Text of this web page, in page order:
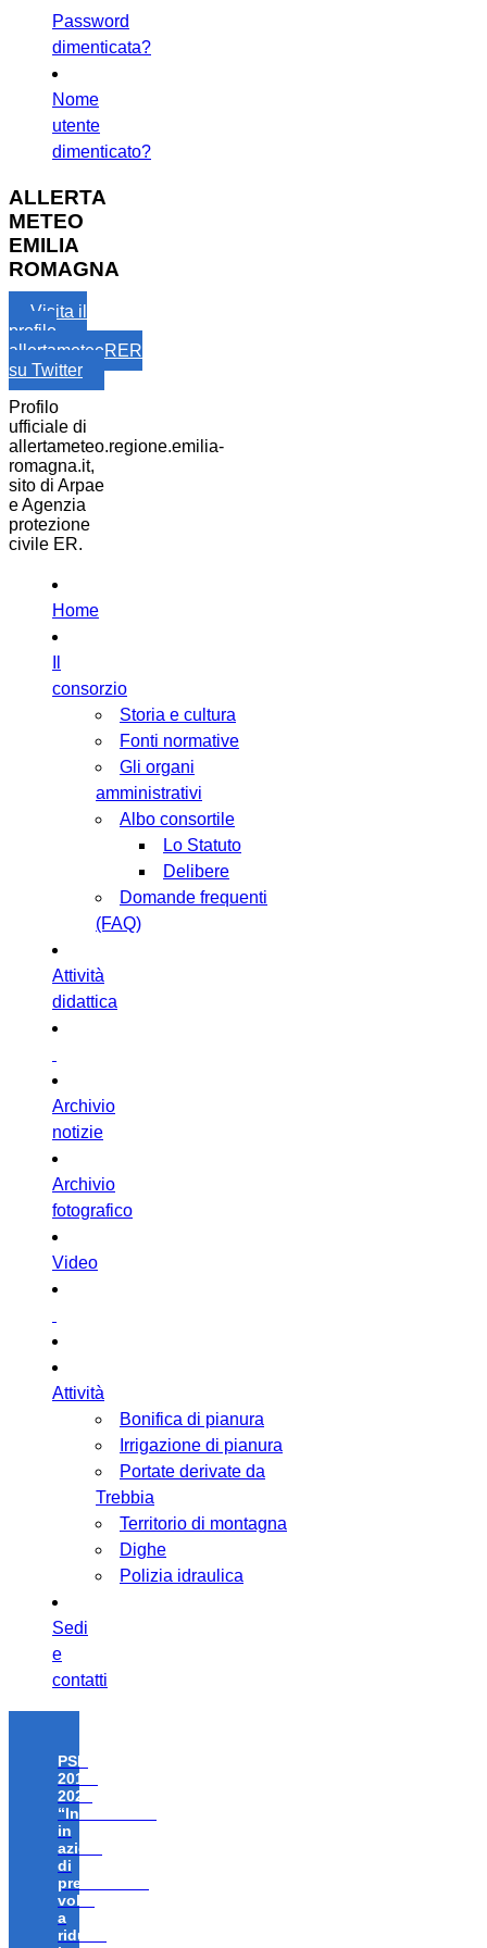
Password
dimenticata?
Nome
utente
dimenticato?
ALLERTA
METEO
EMILIA
ROMAGNA
Visita il
profilo
allertameteoRER
su Twitter
Profilo
ufficiale di
allertameteo.regione.emilia-
romagna.it,
sito di Arpae
e Agenzia
protezione
civile ER.
Home
consorzio
Storia e cultura
Fonti normative
Gli organi
amministrativi
Albo consortile
Lo Statuto
Delibere
Domande frequenti
(FAQ)
Attività
didattica
Archivio
notizie
Archivio
fotografico
Video
Attività
Bonifica di pianura
Irrigazione di pianura
Portate derivate da
Trebbia
Territorio di montagna
Dighe
Polizia idraulica
Sedi
e
contatti
PSR
2014-
2020
“Investimenti
in
azioni
di
prevenzione
volte
a
ridurre